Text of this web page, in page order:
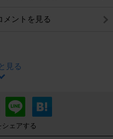
メントを見る
見る
シェアする